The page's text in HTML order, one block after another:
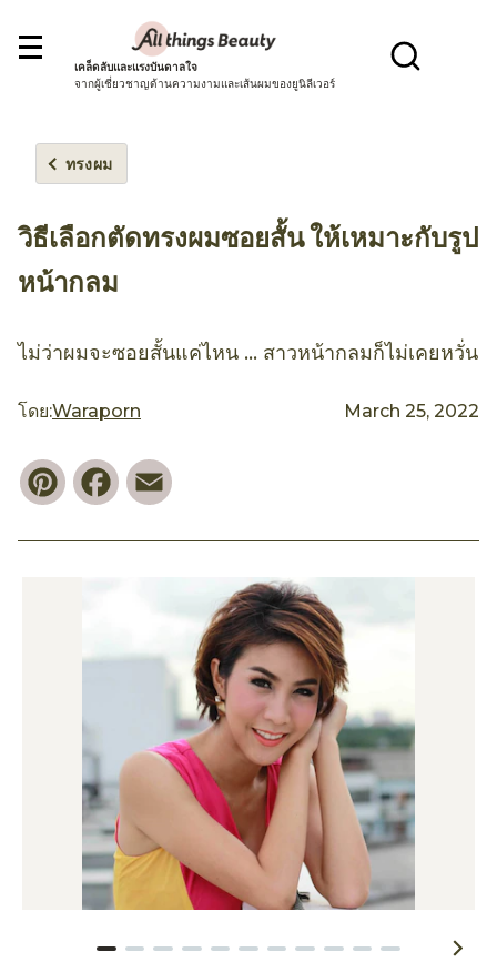
เคล็ดลับและแรงบันดาลใจ
จากผู้เชี่ยวชาญด้านความงามและเส้นผมของยูนิลีเวอร์
ทรงผม
วิธีเลือกตัดทรงผมซอยสั้น ให้เหมาะกับรูป
หน้ากลม
ไม่ว่าผมจะซอยสั้นแค่ไหน ... สาวหน้ากลมก็ไม่เคยหวั่น
โดย:Waraporn March 25, 2022
PinterestFacebook